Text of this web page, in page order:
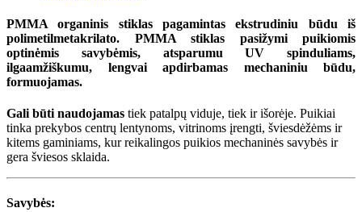
PMMA organinis stiklas pagamintas ekstrudiniu būdu iš
polimetilmetakrilato. PMMA stiklas pasižymi puikiomis
optinėmis savybėmis, atsparumu UV spinduliams,
ilgaamžiškumu, lengvai apdirbamas mechaniniu būdu,
formuojamas.
Gali būti naudojamas tiek patalpų viduje, tiek ir išorėje. Puikiai
tinka prekybos centrų lentynoms, vitrinoms įrengti, šviesdėžėms ir
kitems gaminiams, kur reikalingos puikios mechaninės savybės ir
gera šviesos sklaida.
Savybės: